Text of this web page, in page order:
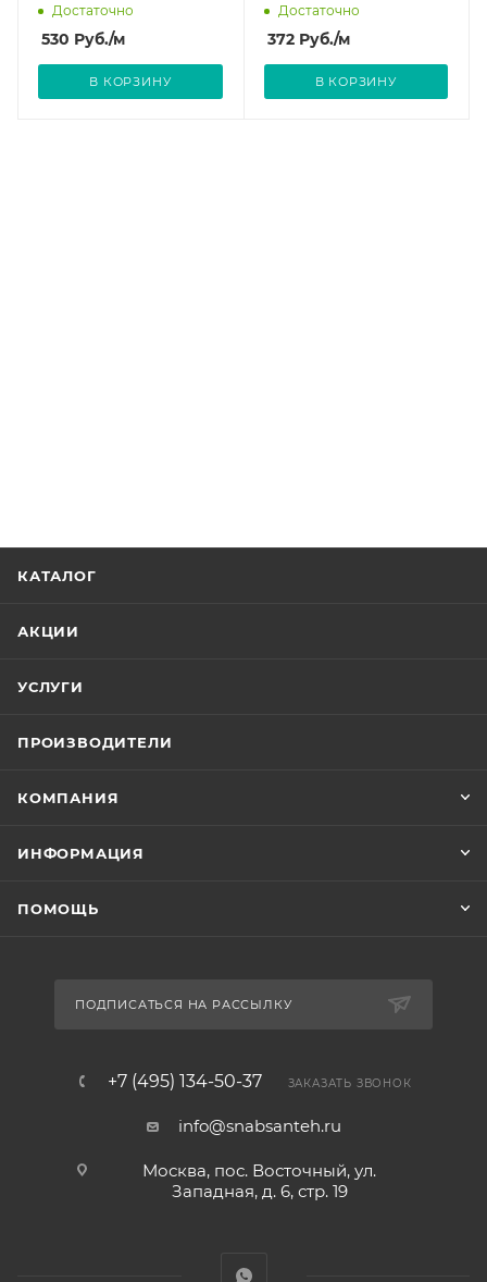
Достаточно
530 Руб./м
В КОРЗИНУ
Достаточно
372Руб./м
В КОРЗИНУ
КАТАЛОГ
АКЦИИ
УСЛУГИ
ПРОИЗВОДИТЕЛИ
КОМПАНИЯ
ИНФОРМАЦИЯ
ПОМОЩЬ
ПОДПИСАТЬСЯ НА РАССЫЛКУ
+7 (495) 134-50-37 ЗАКАЗАТЬ ЗВОНОК
info@snabsanteh.ru
Москва, пос. Восточный, ул.
Западная, д. 6, стр. 19